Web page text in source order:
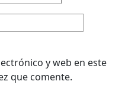
y web en este
que comente.